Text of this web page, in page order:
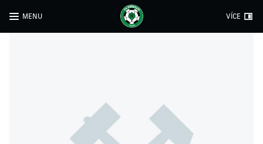
MENU VÍCE